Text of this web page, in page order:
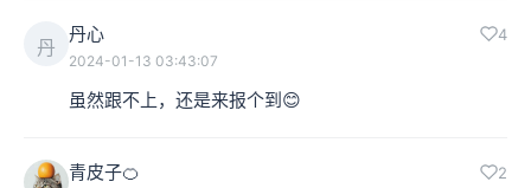
丹
丹心 4
2024-01-13 03:43:07
虽然跟不上，还是来报个到😊
青皮子🍊 2